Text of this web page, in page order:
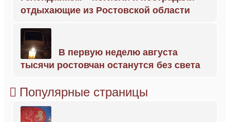
отдыхающие из Ростовской области
В первую неделю августа
тысячи ростовчан останутся без света
Популярные страницы